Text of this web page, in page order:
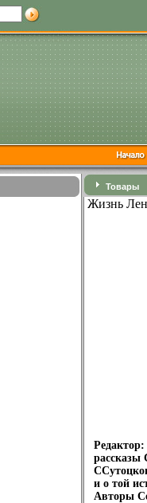
Товары
Жизнь
рассказы
и о той
Авторы